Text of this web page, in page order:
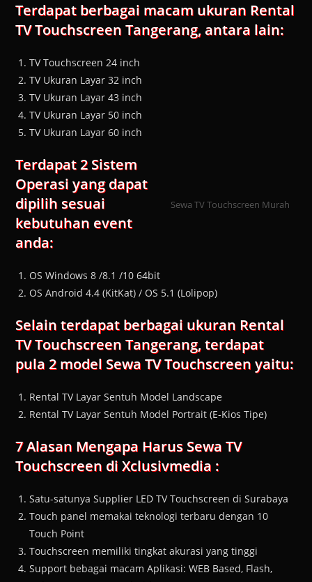
Terdapat berbagai macam ukuran Rental
TV Touchscreen Tangerang, antara lain:
Sewa TV Touchscreen Murah
TV Touchscreen 24 inch
TV Ukuran Layar 32 inch
TV Ukuran Layar 43 inch
TV Ukuran Layar 50 inch
TV Ukuran Layar 60 inch
Terdapat 2 Sistem
Operasi yang dapat
dipilih sesuai
kebutuhan event
anda:
OS Windows 8 /8.1 /10 64bit
OS Android 4.4 (KitKat) / OS 5.1 (Lolipop)
Selain terdapat berbagai ukuran Rental
TV Touchscreen Tangerang, terdapat
pula 2 model Sewa TV Touchscreen yaitu:
Rental TV Layar Sentuh Model Landscape
Rental TV Layar Sentuh Model Portrait (E-Kios Tipe)
7 Alasan Mengapa Harus Sewa TV
Touchscreen di Xclusivmedia :
Satu-satunya Supplier LED TV Touchscreen di Surabaya
Touch panel memakai teknologi terbaru dengan 10
Touch Point
Touchscreen memiliki tingkat akurasi yang tinggi
Support bebagai macam Aplikasi: WEB Based, Flash,